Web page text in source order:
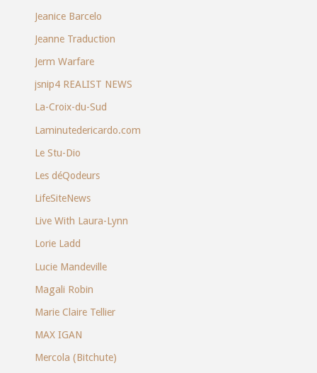
Jeanice Barcelo
Jeanne Traduction
Jerm Warfare
jsnip4 REALIST NEWS
La-Croix-du-Sud
Laminutedericardo.com
Le Stu-Dio
Les déQodeurs
LifeSiteNews
Live With Laura-Lynn
Lorie Ladd
Lucie Mandeville
Magali Robin
Marie Claire Tellier
MAX IGAN
Mercola (Bitchute)